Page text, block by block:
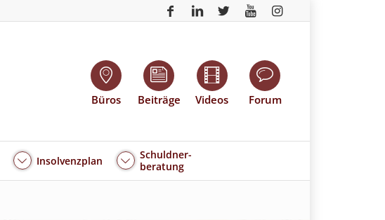
Büros Beiträge Videos Forum
Insolvenzplan
Schuldner-
beratung